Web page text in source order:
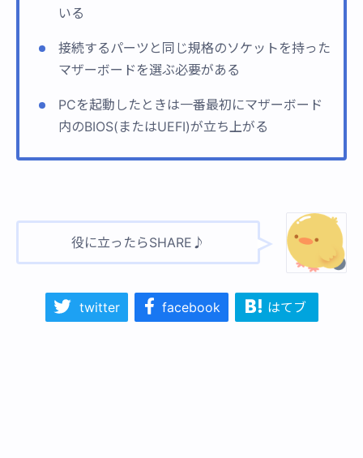
いる
接続するパーツと同じ規格のソケットを持った
マザーボードを選ぶ必要がある
PCを起動したときは一番最初にマザーボード
内のBIOS(またはUEFI)が立ち上がる
役に立ったらSHARE♪
twitter facebook はてブ